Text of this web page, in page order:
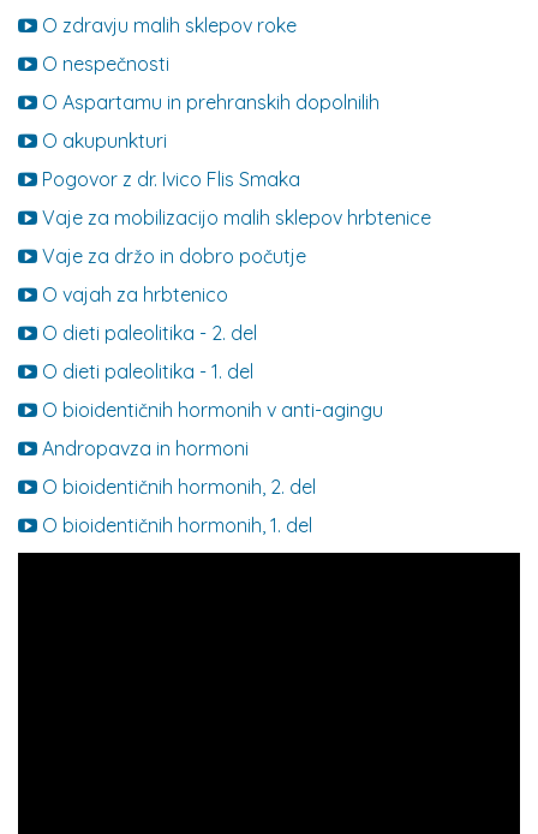
O zdravju malih sklepov roke
O nespečnosti
O Aspartamu in prehranskih dopolnilih
O akupunkturi
Pogovor z dr. Ivico Flis Smaka
Vaje za mobilizacijo malih sklepov hrbtenice
Vaje za držo in dobro počutje
O vajah za hrbtenico
O dieti paleolitika - 2. del
O dieti paleolitika - 1. del
O bioidentičnih hormonih v anti-agingu
Andropavza in hormoni
O bioidentičnih hormonih, 2. del
O bioidentičnih hormonih, 1. del